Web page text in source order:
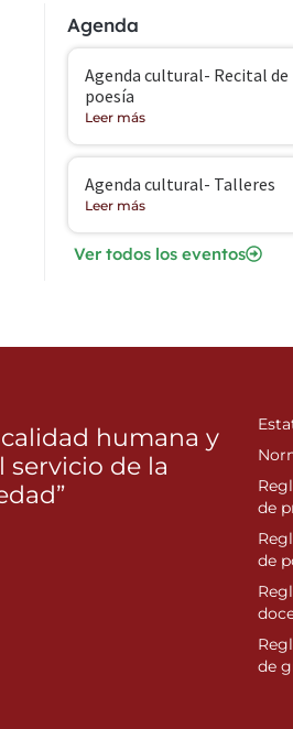
Agenda
Agenda cultural- Recital de
poesía
Leer más
Agenda cultural- Talleres
Leer más
Ver todos los eventos
humana y
servicio de la
de
de
de